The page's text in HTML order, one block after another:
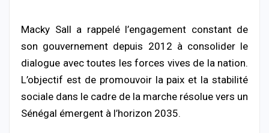
Macky Sall a rappelé l’engagement constant de
son gouvernement depuis 2012 à consolider le
dialogue avec toutes les forces vives de la nation.
L’objectif est de promouvoir la paix et la stabilité
sociale dans le cadre de la marche résolue vers un
Sénégal émergent à l’horizon 2035.